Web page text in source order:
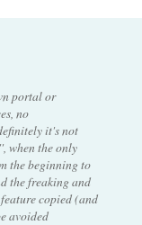
portal or
no
it's not
when the only
the beginning to
the freaking and
copied (and
avoided